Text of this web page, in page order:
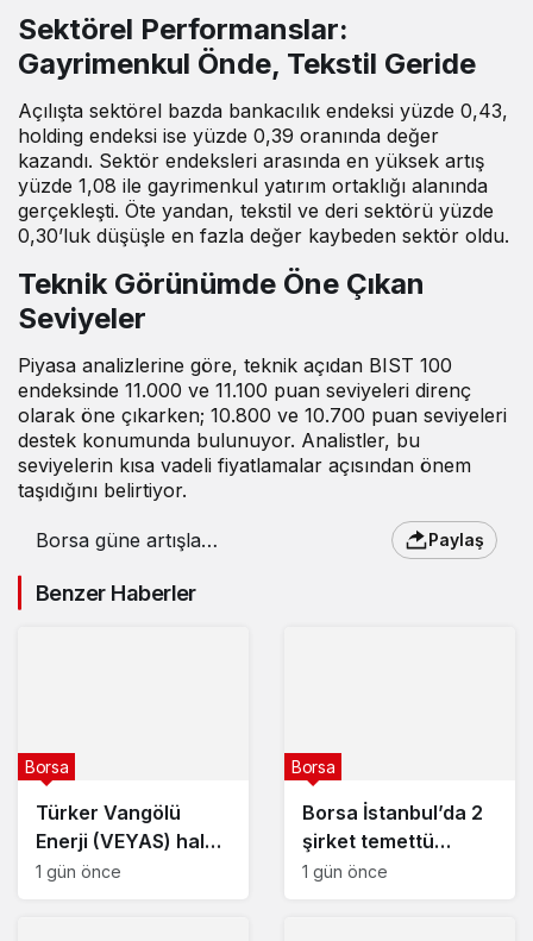
Sektörel Performanslar:
Gayrimenkul Önde, Tekstil Geride
Açılışta sektörel bazda bankacılık endeksi yüzde 0,43,
holding endeksi ise yüzde 0,39 oranında değer
kazandı. Sektör endeksleri arasında en yüksek artış
yüzde 1,08 ile gayrimenkul yatırım ortaklığı alanında
gerçekleşti. Öte yandan, tekstil ve deri sektörü yüzde
0,30’luk düşüşle en fazla değer kaybeden sektör oldu.
Teknik Görünümde Öne Çıkan
Seviyeler
Piyasa analizlerine göre, teknik açıdan BIST 100
endeksinde 11.000 ve 11.100 puan seviyeleri direnç
olarak öne çıkarken; 10.800 ve 10.700 puan seviyeleri
destek konumunda bulunuyor. Analistler, bu
seviyelerin kısa vadeli fiyatlamalar açısından önem
taşıdığını belirtiyor.
Borsa güne artışla
2025
Paylaş
Benzer Haberler
Türker Vangölü
Enerji (VEYAS) halka
arz tarihleri
Borsa
1 gün önce
Borsa İstanbul’da 2
şirket temettü
kararını açıkladı – 7
Borsa
1 gün önce